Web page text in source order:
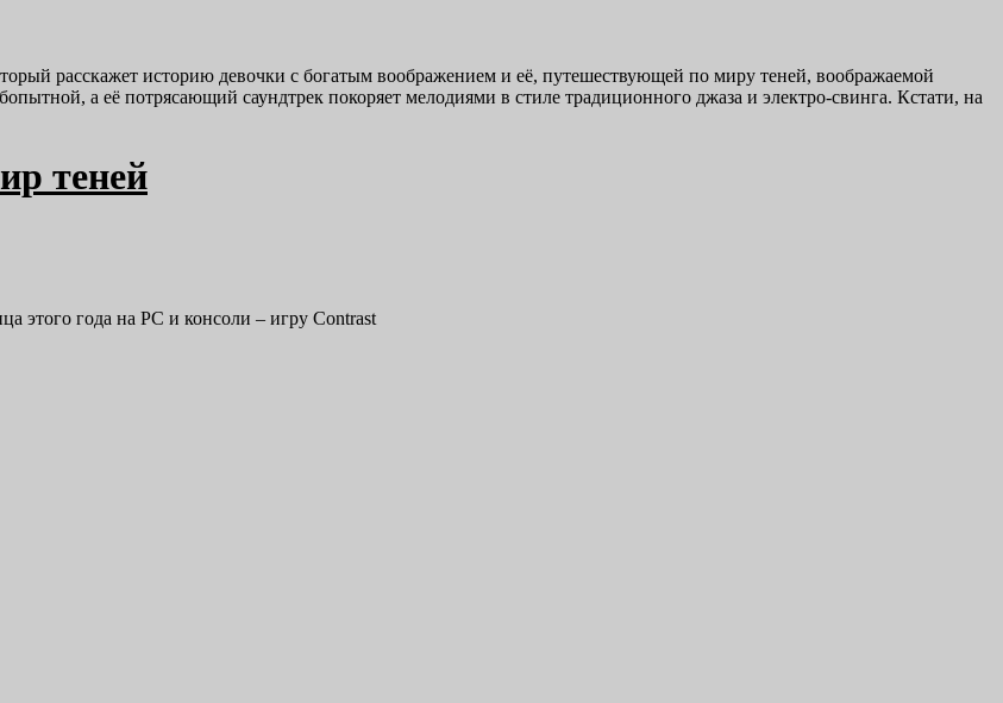
расскажет историю девочки с богатым воображением и её, путешествующей по миру теней, воображаемой
а её потрясающий саундтрек покоряет мелодиями в стиле традиционного джаза и электро-свинга. Кстати, на
теней
этого года на PC и консоли – игру Contrast